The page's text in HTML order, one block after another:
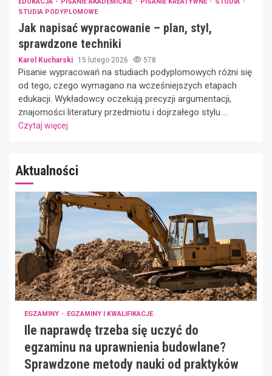
STUDIA PODYPLOMOWE
Jak napisać wypracowanie – plan, styl,
sprawdzone techniki
Karol Kucharski 15 lutego 2026 578
Pisanie wypracowań na studiach podyplomowych różni się
od tego, czego wymagano na wcześniejszych etapach
edukacji. Wykładowcy oczekują precyzji argumentacji,
znajomości literatury przedmiotu i dojrzałego stylu....
Czytaj więcej
Aktualności
EGZAMINY EGZAMINY I KWALIFIKACJE
Ile naprawdę trzeba się uczyć do
egzaminu na uprawnienia budowlane?
Sprawdzone metody nauki od praktyków